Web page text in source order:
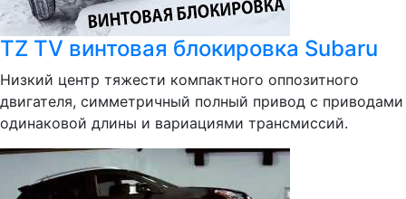
TZ TV винтовая блокировка Subaru
Низкий центр тяжести компактного оппозитного
двигателя, симметричный полный привод с приводами
одинаковой длины и вариациями трансмиссий.